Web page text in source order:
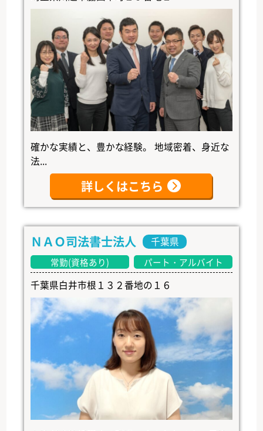
確かな実績と、豊かな経験。 地域密着、身近な
法...
詳しくはこちら
ＮＡＯ司法書士法人 千葉県
常勤(資格あり) パート・アルバイト
千葉県白井市根１３２番地の１６